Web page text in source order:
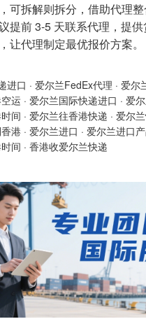
可拆解则拆分，借助代理
提前 3-5 天联系代理，提
让代理制定最优报价方案。
进口 · 爱尔兰FedEx代理 · 爱尔
运 · 爱尔兰国际快递进口 · 爱
间 · 爱尔兰往香港快递 · 爱尔
港 · 爱尔兰进口 · 爱尔兰进口
间 · 香港收爱尔兰快递